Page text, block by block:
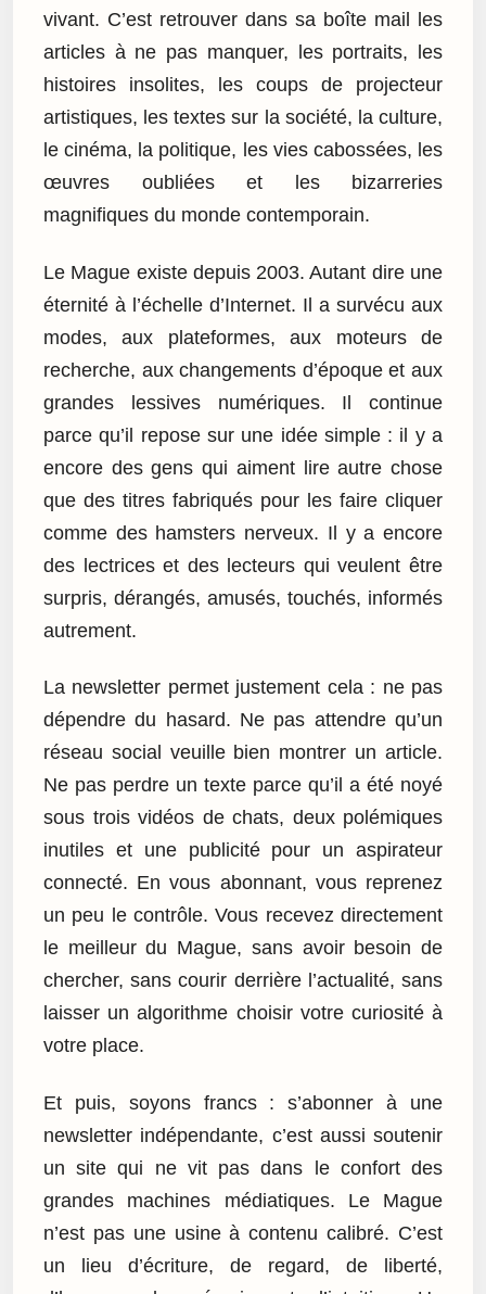
vivant. C’est retrouver dans sa boîte mail les
articles à ne pas manquer, les portraits, les
histoires insolites, les coups de projecteur
artistiques, les textes sur la société, la culture,
le cinéma, la politique, les vies cabossées, les
œuvres oubliées et les bizarreries
magnifiques du monde contemporain.
Le Mague existe depuis 2003. Autant dire une
éternité à l’échelle d’Internet. Il a survécu aux
modes, aux plateformes, aux moteurs de
recherche, aux changements d’époque et aux
grandes lessives numériques. Il continue
parce qu’il repose sur une idée simple : il y a
encore des gens qui aiment lire autre chose
que des titres fabriqués pour les faire cliquer
comme des hamsters nerveux. Il y a encore
des lectrices et des lecteurs qui veulent être
surpris, dérangés, amusés, touchés, informés
autrement.
La newsletter permet justement cela : ne pas
dépendre du hasard. Ne pas attendre qu’un
réseau social veuille bien montrer un article.
Ne pas perdre un texte parce qu’il a été noyé
sous trois vidéos de chats, deux polémiques
inutiles et une publicité pour un aspirateur
connecté. En vous abonnant, vous reprenez
un peu le contrôle. Vous recevez directement
le meilleur du Mague, sans avoir besoin de
chercher, sans courir derrière l’actualité, sans
laisser un algorithme choisir votre curiosité à
votre place.
Et puis, soyons francs : s’abonner à une
newsletter indépendante, c’est aussi soutenir
un site qui ne vit pas dans le confort des
grandes machines médiatiques. Le Mague
n’est pas une usine à contenu calibré. C’est
un lieu d’écriture, de regard, de liberté,